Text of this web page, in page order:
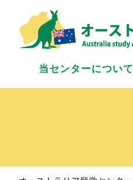
当センターについて